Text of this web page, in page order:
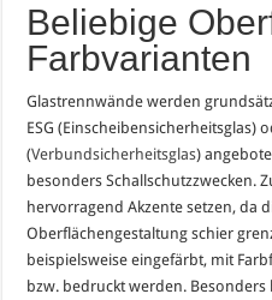
Beliebige
Farbvarianten
Glastrennwände werden
ESG (Einscheibensicherheitsglas)
(Verbundsicherheitsglas)
besonders Schallschutzzwecken.
hervorragend Akzente setzen, da
Oberflächengestaltung schier
beispielsweise eingefärbt, mit
bzw. bedruckt werden.